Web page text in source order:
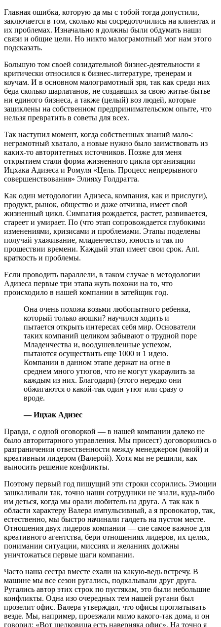
Главная ошибка, которую да мы с тобой тогда допустили,
заключается в том, сколько мы сосредоточились на клиентах и
их проблемах. Изначально я должны были обдумать наши
связи и общие цели. Но никто малограмотный мог нам этого
подсказать.
Большую том своей созидательной бизнес-деятельности я
критически относился к бизнес-литературе, тренерам и
коучам. И в основном малограмотный зря, так как среди них
беда сколько шарлатанов, не создавших за свою житье-бытье
ни единого бизнеса, а также (целый) воз людей, которые
зациклены на собственном предпринимательском опыте, что
нельзя превратить в советы для всех.
Так наступил момент, когда собственных знаний мало-:
неграмотный хватало, а новые нужно было заимствовать из
каких-то авторитетных источников. Позже для меня
открытием стали форма жизненного цикла организации
Ицхака Адизеса и Ромуля «Цель. Процесс непрерывного
совершенствования» Элияху Голдратта.
Как один методологии Адизеса, компания, как и прислуги),
продукт, рынок, общество и даже отчизна, имеет свой
жизненный цикл. Симпатия рождается, растет, развивается,
стареет и умирает. По (что этап сопровождается глубокими
изменениями, кризисами и проблемами. Этапы поделены
получай ухаживание, младенчество, юность и так по
прошествии времени. Каждый этап имеет свои срок. Ant.
краткость и проблемы.
Если проводить параллели, в таком случае в методологии
Адизеса первые три этапа жуть похожи на то, что
происходило в нашей компании в затейщик год.
Она очень похожа возьми любопытного ребенка,
который только аюшки? научился ходить и
пытается открыть интересах себя мир. Основатели
таких компаний целиком забывают о трудной поре
Младенчества и, воодушевленные успехом,
пытаются осуществить еще 1000 и 1 идею.
Компании в данном этапе держат на огне в
среднем много утюгов, что не могут укараулить за
каждым из них. Благодаря) (этого нередко они
обжигаются о какой-так один утюг или сразу о
вроде.
— Ицхак Адизес
Правда, с одной оговоркой — в нашей компании далеко не
было авторитарного управления. Мы присест) договорились о
разграничении отвественности между менеджером (мной) и
креативным лидером (Валерой). Хотя мы не решили, как
выносить решение конфликты.
Поэтому первый год пишущий эти строки ссорились. Эмоции
зашкаливали так, точно наши сотрудники не знали, куда-либо
им деться, когда мы орали любитель на друга. А так как в
области характеру Валера импульсивный, а я провокатор, так,
естественно, мы быстро начинали галдеть на пустом месте.
Отношения двух лидеров компании — сие самое важное для
креативного агентства, бери отношениях лидеров, их целях,
понимании ситуации, миссиях и желаниях должны
уничтожаться первые шаги компании.
Часто наша сестра вместе ехали на какую-ведь встречу. В
машине мы все сезон ругались, подкалывали друг друга.
Ругались автор этих строк по пустякам, это были небольшие
конфликты. Одна изо очередных тем нашей ругани был
прозелит офис. Валера утверждал, что офисы проглатывать
везде. Мы, например, проезжали мимо какого-так дома, и он
говорил: «Вот шелковица есть наверняка офис». На точно я